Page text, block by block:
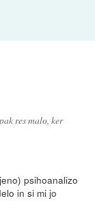
res malo, ker
psihoanalizo
in si mi jo